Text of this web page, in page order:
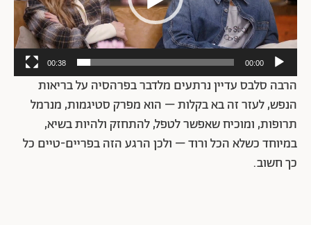
00:00
00:38
הרבה סלבס עדיין נרתעים מלדבר בפרהסיה על בריאות
הנפש, לעזר זה בא בקלות – הוא מפרק סטיגמות, מנרמל
תרופות, ומוכיח שאפשר לטפל, להתחזק ולהיות בשיא,
במיוחד כשלא הכל ורוד – ולכן הרגע הזה בפריים-טיים כל
כך חשוב.